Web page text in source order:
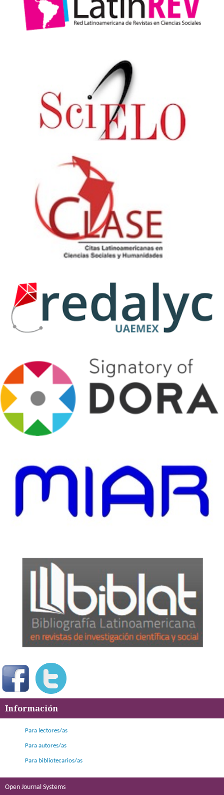
Información
Para lectores/as
Para autores/as
Para bibliotecarios/as
Open Journal Systems